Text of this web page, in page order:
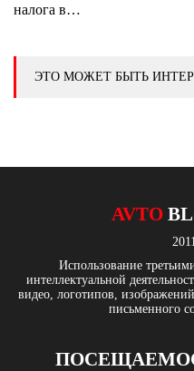
налога в…
ЭТО МОЖЕТ БЫТЬ
AVTO
Использование
интеллектуальной
видео, логотипов,
письменного